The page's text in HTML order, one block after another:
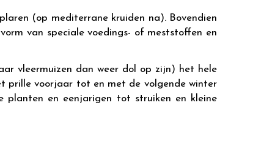
(op mediterrane kruiden na). Bovendien
van speciale voedings- of meststoffen en
vleermuizen dan weer dol op zijn) het hele
prille voorjaar tot en met de volgende winter
planten en eenjarigen tot struiken en kleine